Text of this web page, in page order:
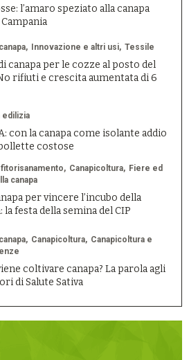
l’amaro speziato alla canapa
Innovazione e altri usi Tessile
canapa per le cozze al posto del
rifiuti e crescita aumentata di 6
edilizia
con la canapa come isolante addio
bollette costose
fitorisanamento Canapicoltura
Fiere ed
canapa
per vincere l’incubo della
la festa della semina del CIP
Canapicoltura
Canapicoltura e
coltivare canapa? La parola agli
di Salute Sativa